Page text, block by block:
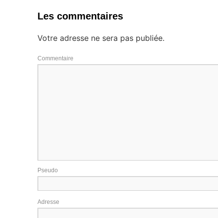
Les commentaires
Votre adresse ne sera pas publiée.
Commentaire
Pseudo
Adresse e-